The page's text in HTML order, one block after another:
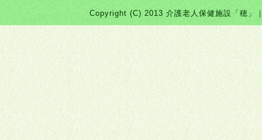
Copyright (C) 2013 介護老人保健施設「穂